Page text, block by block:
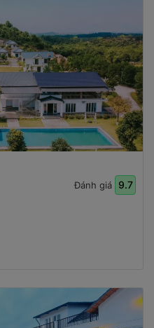
Đánh giá 9.7